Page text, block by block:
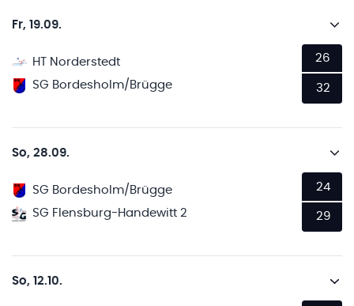
Fr, 19.09.
HT Norderstedt
SG Bordesholm/Brügge
26
32
So, 28.09.
SG Bordesholm/Brügge
SG Flensburg-Handewitt 2
24
29
So, 12.10.